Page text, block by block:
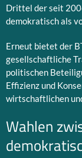
Drittel der seit
demokratisch als
Erneut bietet der
gesellschaftliche
politischen
Effizienz und
wirtschaftlichen
Wahlen